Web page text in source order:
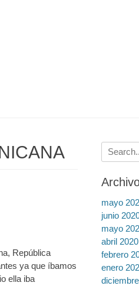
República
ya que íbamos
ella iba
Buscar:
mayo
junio
mayo
abril 2020
febrero
enero